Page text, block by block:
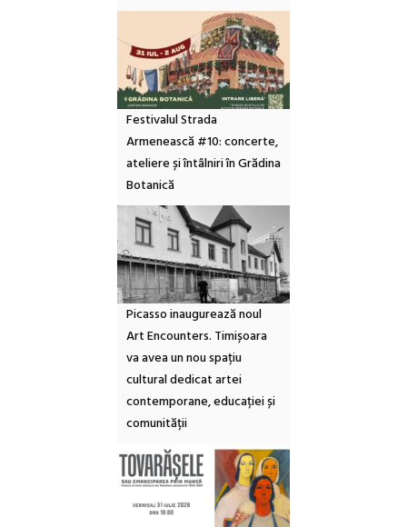
Festivalul Strada
Armenească #10: concerte,
ateliere și întâlniri în Grădina
Botanică
Picasso inaugurează noul
Art Encounters. Timișoara
va avea un nou spațiu
cultural dedicat artei
contemporane, educației și
comunității